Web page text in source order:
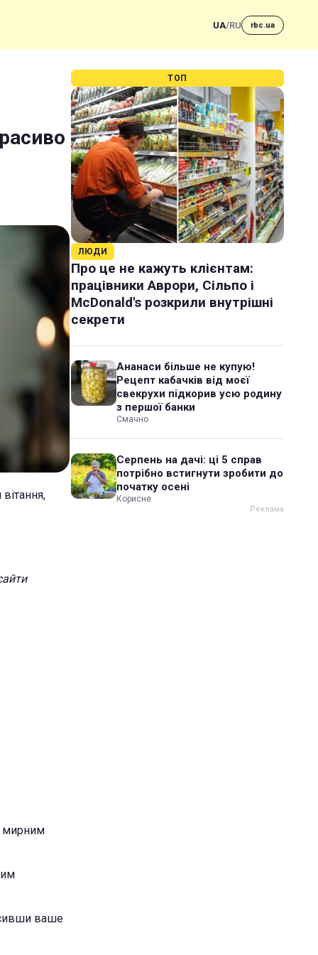
UA/RU rbc.ua
мирним
ваше
ТОП
ЛЮДИ
Про це не кажуть клієнтам:
працівники Аврори, Сільпо і
McDonald's розкрили внутрішні
секрети
Ананаси більше не купую!
Рецепт кабачків від моєї
свекрухи підкорив усю родину
з першої банки
Смачно
Серпень на дачі: ці 5 справ
потрібно встигнути зробити до
початку осені
Корисне